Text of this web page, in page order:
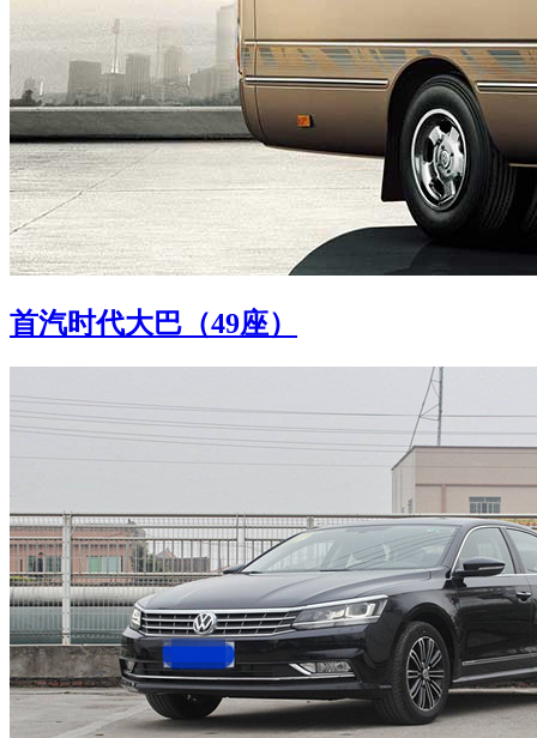
首汽时代大巴（49座）